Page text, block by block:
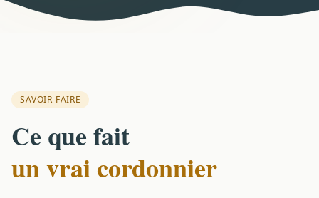
SAVOIR-FAIRE
Ce que fait
un vrai cordonnier